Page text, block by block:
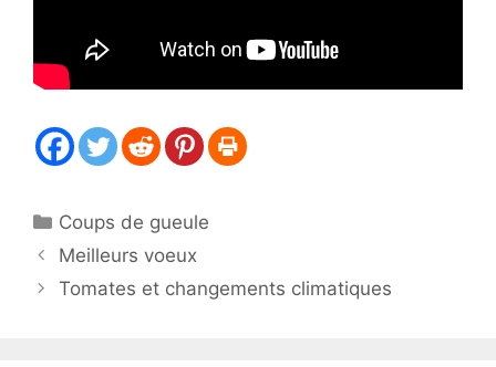
Catégories
Coups de gueule
Meilleurs voeux
Tomates et changements climatiques